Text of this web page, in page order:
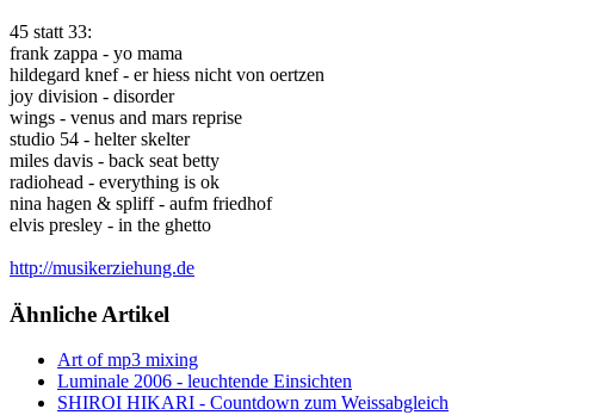
45 statt 33:
frank zappa - yo mama
hildegard knef - er hiess nicht von oertzen
joy division - disorder
wings - venus and mars reprise
studio 54 - helter skelter
miles davis - back seat betty
radiohead - everything is ok
nina hagen & spliff - aufm friedhof
elvis presley - in the ghetto
http://musikerziehung.de
Ähnliche Artikel
Art of mp3 mixing
Luminale 2006 - leuchtende Einsichten
SHIROI HIKARI - Countdown zum Weissabgleich